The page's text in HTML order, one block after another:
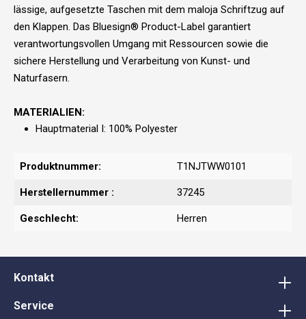
lässige, aufgesetzte Taschen mit dem maloja Schriftzug auf
den Klappen. Das Bluesign® Product-Label garantiert
verantwortungsvollen Umgang mit Ressourcen sowie die
sichere Herstellung und Verarbeitung von Kunst- und
Naturfasern.
MATERIALIEN:
Hauptmaterial I: 100% Polyester
Produktnummer: T1NJTWW0101
Herstellernummer : 37245
Geschlecht: Herren
Kontakt
Service